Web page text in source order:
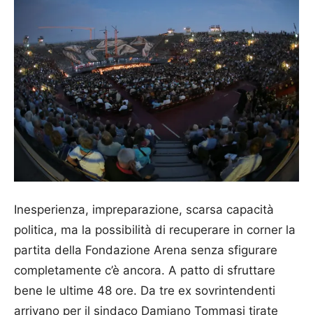
Inesperienza, impreparazione, scarsa capacità
politica, ma la possibilità di recuperare in corner la
partita della Fondazione Arena senza sfigurare
completamente c’è ancora. A patto di sfruttare
bene le ultime 48 ore. Da tre ex sovrintendenti
arrivano per il sindaco Damiano Tommasi tirate